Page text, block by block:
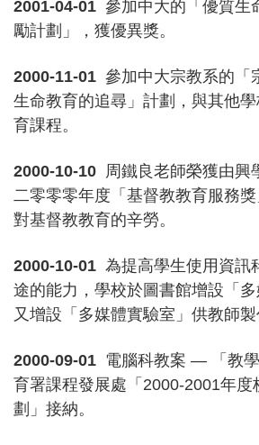
2001-04-01 參加中大的「優質生
勵計劃」，獲優異獎。
2000-11-01 參加中大宗教系的「
生命教育的追尋」計劃，與其他
育課程。
2000-10-10 周鐵良老師榮獲由興
二零零零年度「基督教教育服務
對基督教教育的辛勞。
2000-10-01 為提高學生使用資訊
途的能力，學校於圖書館增設「多
又增設「多媒體實驗室」供教師製
2000-09-01 電腦科教案 — 「教
育署課程發展處「2000-2001年度
劃」接納。